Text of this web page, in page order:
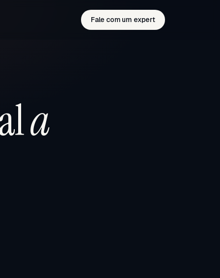
Fale com um expert
a